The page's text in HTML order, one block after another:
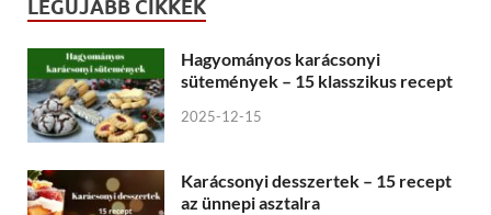
LEGÚJABB CIKKEK
Hagyományos karácsonyi
sütemények – 15 klasszikus recept
2025-12-15
Karácsonyi desszertek – 15 recept
az ünnepi asztalra